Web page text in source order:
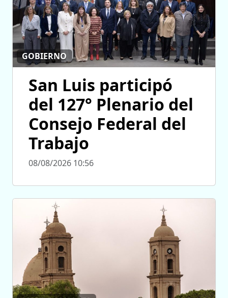
GOBIERNO
San Luis participó
del 127° Plenario del
Consejo Federal del
Trabajo
08/08/2026 10:56